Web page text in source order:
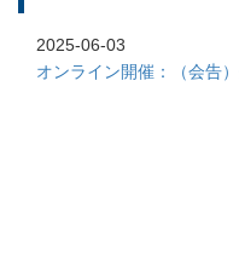
2025-06-03
オンライン開催：（会告